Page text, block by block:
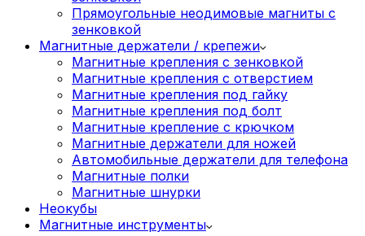
Прямоугольные неодимовые магниты с
зенковкой
Магнитные держатели / крепежи
Магнитные крепления с зенковкой
Магнитные крепления с отверстием
Магнитные крепления под гайку
Магнитные крепления под болт
Магнитные крепление с крючком
Магнитные держатели для ножей
Автомобильные держатели для телефона
Магнитные полки
Магнитные шнурки
Неокубы
Магнитные инструменты